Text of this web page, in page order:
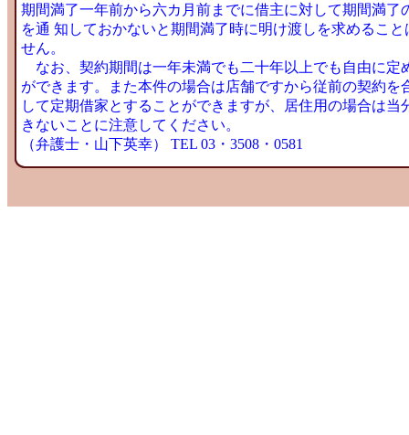
期間満了一年前から六カ月前までに借主に対して期間満了
を通 知しておかないと期間満了時に明け渡しを求めること
せん。
なお、契約期間は一年未満でも二十年以上でも自由に定
ができます。また本件の場合は店舗ですから従前の契約を
して定期借家とすることができますが、居住用の場合は当
きないことに注意してください。
（弁護士・山下英幸） TEL 03・3508・0581